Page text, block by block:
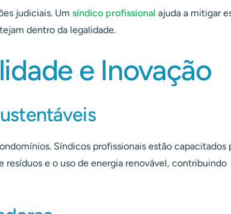
judiciais. Um síndico profissional ajuda a mitigar
dentro da legalidade.
e Inovação
Síndicos profissionais estão capacitados
e o uso de energia renovável, contribuindo